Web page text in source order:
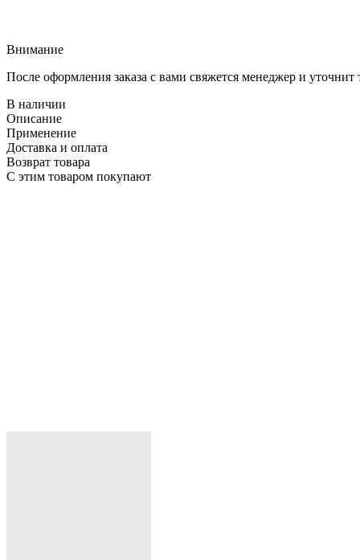
Внимание
После оформления заказа с вами свяжется менеджер и уточнит
В наличии
Описание
Применение
Доставка и оплата
Возврат товара
С этим товаром покупают